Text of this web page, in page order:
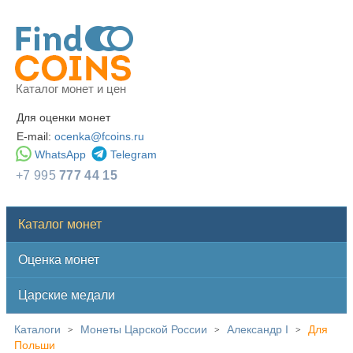
Каталог монет и цен
Для оценки монет
E-mail: ocenka@fcoins.ru
WhatsApp
Telegram
+7 995777 44 15
Каталог монет
Оценка монет
Царские медали
Каталоги > Монеты Царской России > Александр I >
Для
Польши